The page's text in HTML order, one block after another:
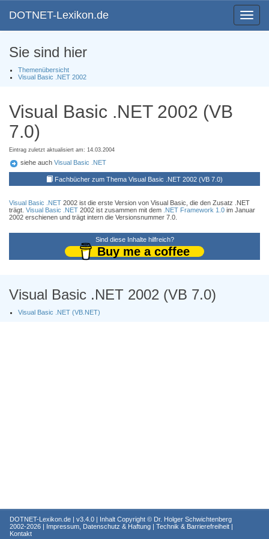
Toggle
DOTNET-Lexikon.de
Sie sind hier
Themenübersicht
Visual Basic .NET 2002
Visual Basic .NET 2002 (VB
7.0)
Eintrag zuletzt aktualisiert am: 14.03.2004
siehe auch Visual Basic .NET
Fachbücher zum Thema Visual Basic .NET 2002 (VB 7.0)
Visual Basic .NET 2002 ist die erste Version von Visual Basic, die den Zusatz .NET
trägt. Visual Basic .NET 2002 ist zusammen mit dem .NET Framework 1.0 im Januar
2002 erschienen und trägt intern die Versionsnummer 7.0.
Sind diese Inhalte hilfreich?
Buy me a coffee
Visual Basic .NET 2002 (VB 7.0)
Visual Basic .NET (VB.NET)
DOTNET-Lexikon.de | v3.4.0 | Inhalt Copyright © Dr. Holger Schwichtenberg
2002-2026 | Impressum, Datenschutz & Haftung | Technik & Barrierefreiheit |
Kontakt